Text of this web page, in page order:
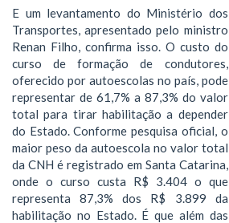
E um levantamento do Ministério dos
Transportes, apresentado pelo ministro
Renan Filho, confirma isso. O custo do
curso de formação de condutores,
oferecido por autoescolas no país, pode
representar de 61,7% a 87,3% do valor
total para tirar habilitação a depender
do Estado. Conforme pesquisa oficial, o
maior peso da autoescola no valor total
da CNH é registrado em Santa Catarina,
onde o curso custa R$ 3.404 o que
representa 87,3% dos R$ 3.899 da
habilitação no Estado. É que além das